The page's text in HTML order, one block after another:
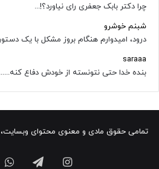
چرا دکتر بابک جعفری رای نیاورد؟!...
شبنم خوشرو
درود، امیدوارم هنگام بروز مشکل با یک
saraaa
بنده خدا حتی نتونسته از خودش دفاع کنه......
تمامی حقوق مادی و معنوی محتوای
اینستاگرامتلگرام